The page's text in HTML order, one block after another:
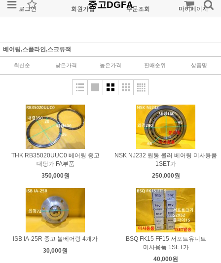
로그인 회원가입 주문조회 마이페이지
중고DGFA
베어링,스플라인,스크류잭
최신순 낮은가격 높은가격 판매순위 상품명
THK RB35020UUC0 베어링 중고
대당가 FA부품
350,000원
NSK NJ232 원통 롤러 베어링 미사용품
1SET가
250,000원
ISB IA-25R 중고 볼베어링 4개가
30,000원
BSQ FK15 FF15 서포트유니트
미사용품 1SET가
40,000원